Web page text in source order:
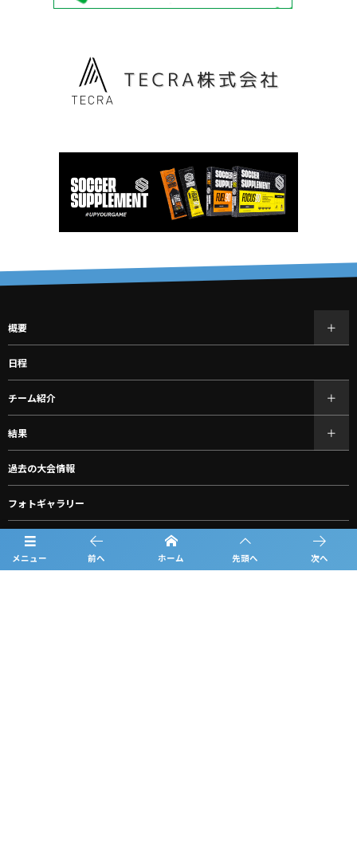
メニュー 前へ ホーム 先頭へ 次へ
概要
日程
チーム紹介
結果
過去の大会情報
フォトギャラリー
お知らせ
ルーキーリーグ一覧